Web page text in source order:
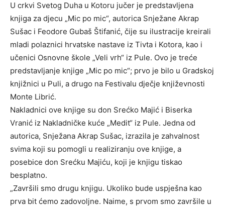
U crkvi Svetog Duha u Kotoru jučer je predstavljena
knjiga za djecu „Mic po mic“, autorica Snježane Akrap
Sušac i Feodore Gubaš Štifanić, čije su ilustracije kreirali
mladi polaznici hrvatske nastave iz Tivta i Kotora, kao i
učenici Osnovne škole „Veli vrh“ iz Pule. Ovo je treće
predstavljanje knjige „Mic po mic“; prvo je bilo u Gradskoj
knjižnici u Puli, a drugo na Festivalu dječje književnosti
Monte Librić.
Nakladnici ove knjige su don Srećko Majić i Biserka
Vranić iz Nakladničke kuće „Medit“ iz Pule. Jedna od
autorica, Snježana Akrap Sušac, izrazila je zahvalnost
svima koji su pomogli u realiziranju ove knjige, a
posebice don Srećku Majiću, koji je knjigu tiskao
besplatno.
„Završili smo drugu knjigu. Ukoliko bude uspješna kao
prva bit ćemo zadovoljne. Naime, s prvom smo završile u